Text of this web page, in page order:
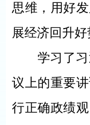
思维，用好
展经济回升好
学习了
议上的重要
行正确政绩